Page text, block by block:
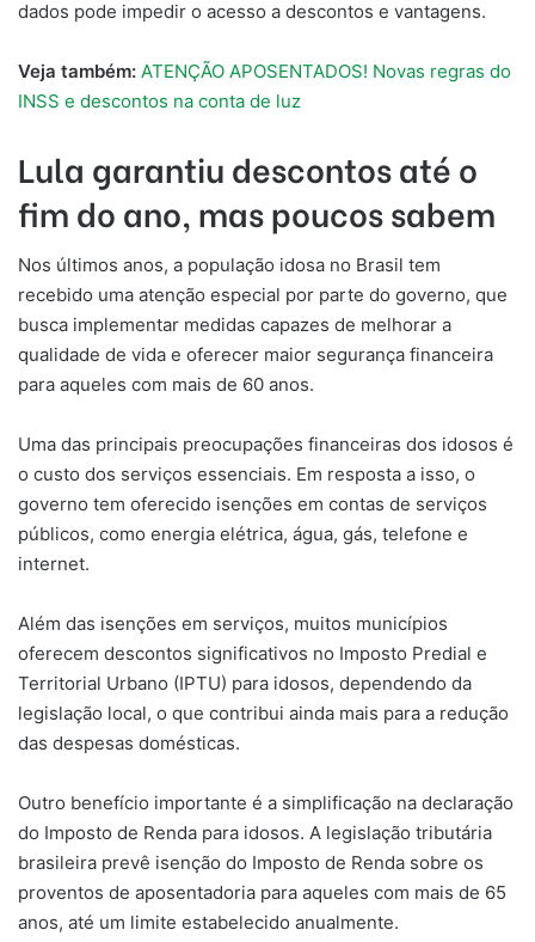
dados pode impedir o acesso a descontos e vantagens.
Veja também: ATENÇÃO APOSENTADOS! Novas regras do
INSS e descontos na conta de luz
Lula garantiu descontos até o
fim do ano, mas poucos sabem
Nos últimos anos, a população idosa no Brasil tem
recebido uma atenção especial por parte do governo, que
busca implementar medidas capazes de melhorar a
qualidade de vida e oferecer maior segurança financeira
para aqueles com mais de 60 anos.
Uma das principais preocupações financeiras dos idosos é
o custo dos serviços essenciais. Em resposta a isso, o
governo tem oferecido isenções em contas de serviços
públicos, como energia elétrica, água, gás, telefone e
internet.
Além das isenções em serviços, muitos municípios
oferecem descontos significativos no Imposto Predial e
Territorial Urbano (IPTU) para idosos, dependendo da
legislação local, o que contribui ainda mais para a redução
das despesas domésticas.
Outro benefício importante é a simplificação na declaração
do Imposto de Renda para idosos. A legislação tributária
brasileira prevê isenção do Imposto de Renda sobre os
proventos de aposentadoria para aqueles com mais de 65
anos, até um limite estabelecido anualmente.